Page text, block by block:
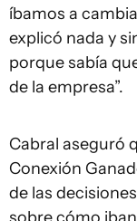
íbamos a
explicó nada y
porque sabía
de la empresa”.
Cabral aseguró
Conexión
de las